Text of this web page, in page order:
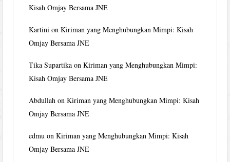
Kisah Omjay Bersama JNE
Kartini onKiriman yang Menghubungkan Mimpi: Kisah
Omjay Bersama JNE
Tika Supartika onKiriman yang Menghubungkan Mimpi:
Kisah Omjay Bersama JNE
Abdullah onKiriman yang Menghubungkan Mimpi: Kisah
Omjay Bersama JNE
edmu onKiriman yang Menghubungkan Mimpi: Kisah
Omjay Bersama JNE